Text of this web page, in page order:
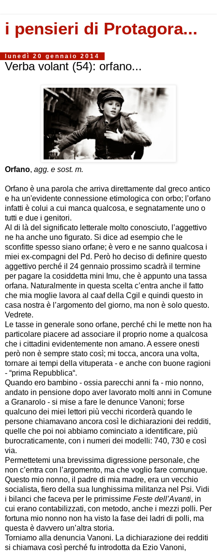
i pensieri di Protagora...
lunedì 20 gennaio 2014
Verba volant (54): orfano...
Orfano, agg. e sost. m.
Orfano è una parola che arriva direttamente dal greco antico
e ha un'evidente connessione etimologica con orbo; l’orfano
infatti è colui a cui manca qualcosa, e segnatamente uno o
tutti e due i genitori.
Al di là del significato letterale molto conosciuto, l’aggettivo
ne ha anche uno figurato. Si dice ad esempio che le
sconfitte spesso siano orfane; è vero e ne sanno qualcosa i
miei ex-compagni del Pd. Però ho deciso di definire questo
aggettivo perché il 24 gennaio prossimo scadrà il termine
per pagare la cosiddetta mini Imu, che è appunto una tassa
orfana. Naturalmente in questa scelta c’entra anche il fatto
che mia moglie lavora al caaf della Cgil e quindi questo in
casa nostra è l’argomento del giorno, ma non è solo questo.
Vedrete.
Le tasse in generale sono orfane, perché chi le mette non ha
particolare piacere ad associare il proprio nome a qualcosa
che i cittadini evidentemente non amano. A essere onesti
però non è sempre stato così; mi tocca, ancora una volta,
tornare ai tempi della vituperata - e anche con buone ragioni
- “prima Repubblica“.
Quando ero bambino - ossia parecchi anni fa - mio nonno,
andato in pensione dopo aver lavorato molti anni in Comune
a Granarolo - si mise a fare le denunce Vanoni; forse
qualcuno dei miei lettori più vecchi ricorderà quando le
persone chiamavano ancora così le dichiarazioni dei redditi,
quelle che poi noi abbiamo cominciato a identificare, più
burocraticamente, con i numeri dei modelli: 740, 730 e così
via.
Permettetemi una brevissima digressione personale, che
non c’entra con l’argomento, ma che voglio fare comunque.
Questo mio nonno, il padre di mia madre, era un vecchio
socialista, fiero della sua lunghissima militanza nel Psi. Vidi
i bilanci che faceva per le primissime Feste dell’Avanti, in
cui erano contabilizzati, con metodo, anche i mezzi polli. Per
fortuna mio nonno non ha visto la fase dei ladri di polli, ma
questa è davvero un’altra storia.
Torniamo alla denuncia Vanoni. La dichiarazione dei redditi
si chiamava così perché fu introdotta da Ezio Vanoni,